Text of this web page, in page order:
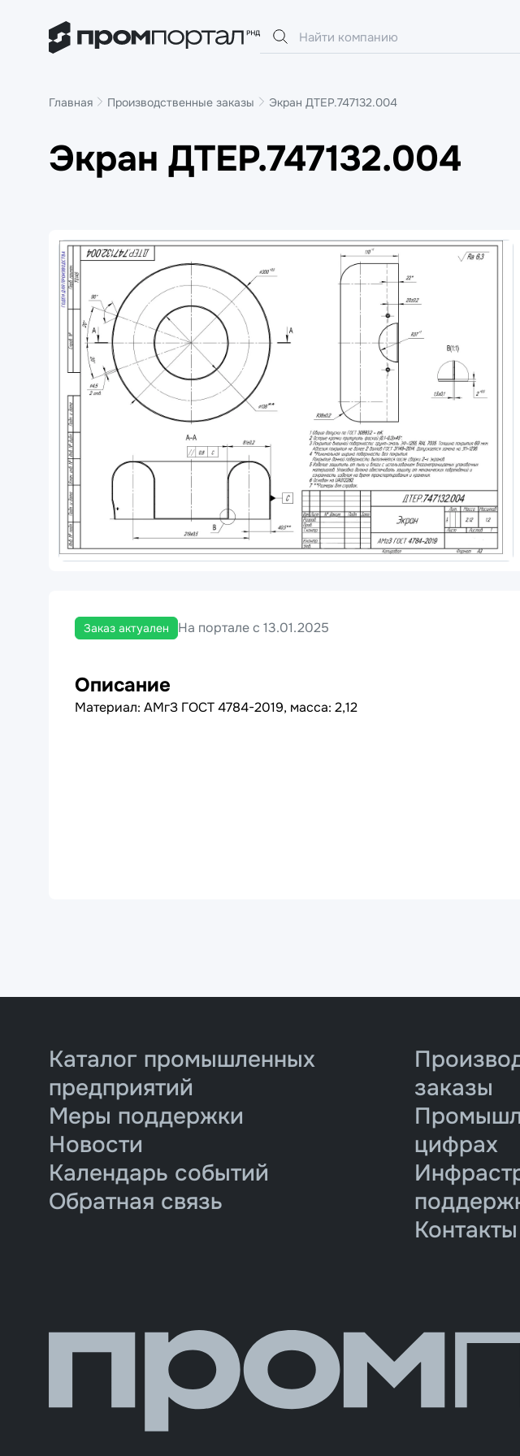
Главная Производственные заказы Экран ДТЕР.747132.004
Экран ДТЕР.747132.004
Заказ актуален На портале с 13.01.2025
Описание
Материал: АМгЗ ГОСТ 4784-2019, масса: 2,12
Каталог промышленных
предприятий
Меры поддержки
Новости
Календарь событий
Обратная связь
заказы
цифрах
Контакты